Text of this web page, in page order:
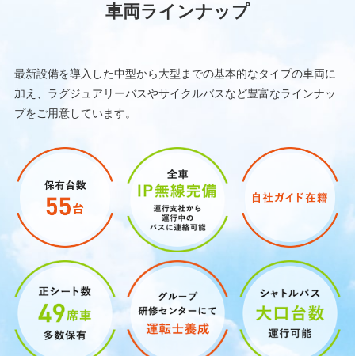
車両ラインナップ
最新設備を導入した中型から大型までの基本的なタイプの車両に
加え、ラグジュアリーバスやサイクルバスなど豊富なラインナッ
プをご用意しています。